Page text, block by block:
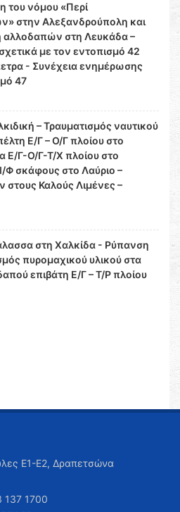
του νόμου «Περί
στην Αλεξανδρούπολη και
αλλοδαπών στη Λευκάδα –
με τον εντοπισμό 42
- Συνέχεια ενημέρωσης
47
– Τραυματισμός ναυτικού
Ε/Γ – Ο/Γ πλοίου στο
Ε/Γ-Ο/Γ-Τ/Χ πλοίου στο
Φ σκάφους στο Λαύριο –
Καλούς Λιμένες –
στη Χαλκίδα - Ρύπανση
πυρομαχικού υλικού στα
επιβάτη Ε/Γ – Τ/Ρ πλοίου
Ε1-Ε2, Δραπετσώνα
137 1700